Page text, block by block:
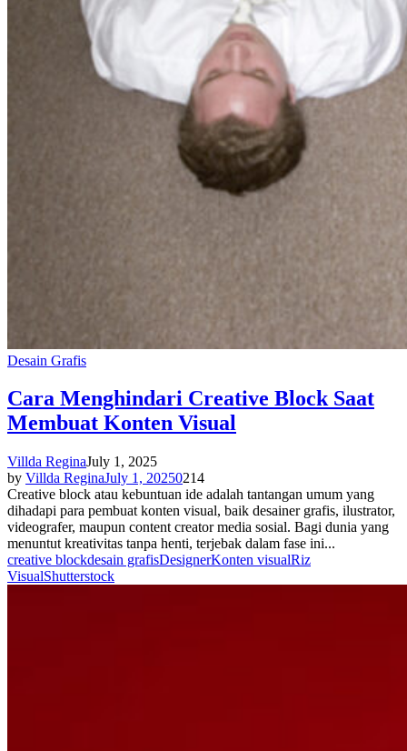
Desain Grafis
Cara Menghindari Creative Block Saat
Membuat Konten Visual
Villda ReginaJuly 1, 2025
by Villda ReginaJuly 1, 20250214
Creative block atau kebuntuan ide adalah tantangan umum yang
dihadapi para pembuat konten visual, baik desainer grafis, ilustrator,
videografer, maupun content creator media sosial. Bagi dunia yang
menuntut kreativitas tanpa henti, terjebak dalam fase ini...
creative blockdesain grafisDesignerKonten visualRiz
VisualShutterstock